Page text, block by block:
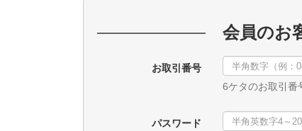
会員のお
お取引番号
6ケタのお取引番
パスワード